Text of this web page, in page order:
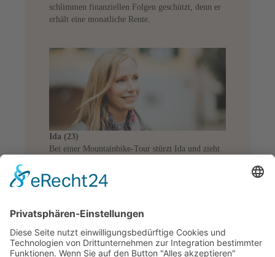
schlimmen finanziellen Folgen geschützt, denn er
erhält eine monatliche Rente.
Ida (23)
Bei einer Mountainbike-Tour stürzt Ida und zieht
Wunde verheilt zwar gut, doch es bleibt eine große
Narbe zurück. Sie ist sehr froh, dass ihre Risiko-
umfasst.